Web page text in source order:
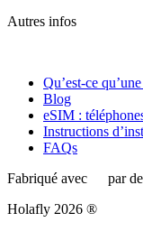
Autres infos
Qu’est-ce
Blog
eSIM :
Instructions
FAQs
Fabriqué avec
par
Holafly 2026 ®